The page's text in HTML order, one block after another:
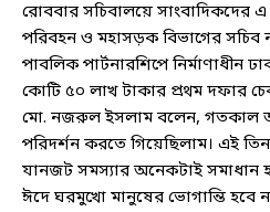
রোববার সচিবালয়ে সাংবাদিকদের
পরিবহন ও মহাসড়ক বিভাগের
পাবলিক পার্টনারশিপে নির্মাণাধীন
কোটি ৫০ লাখ টাকার প্রথম দফার
মো. নজরুল ইসলাম বলেন, গতকাল
পরিদর্শন করতে গিয়েছিলাম। এই
যানজট সমস্যার অনেকটাই সমাধান
ঈদে ঘরমুখো মানুষের ভোগান্তি